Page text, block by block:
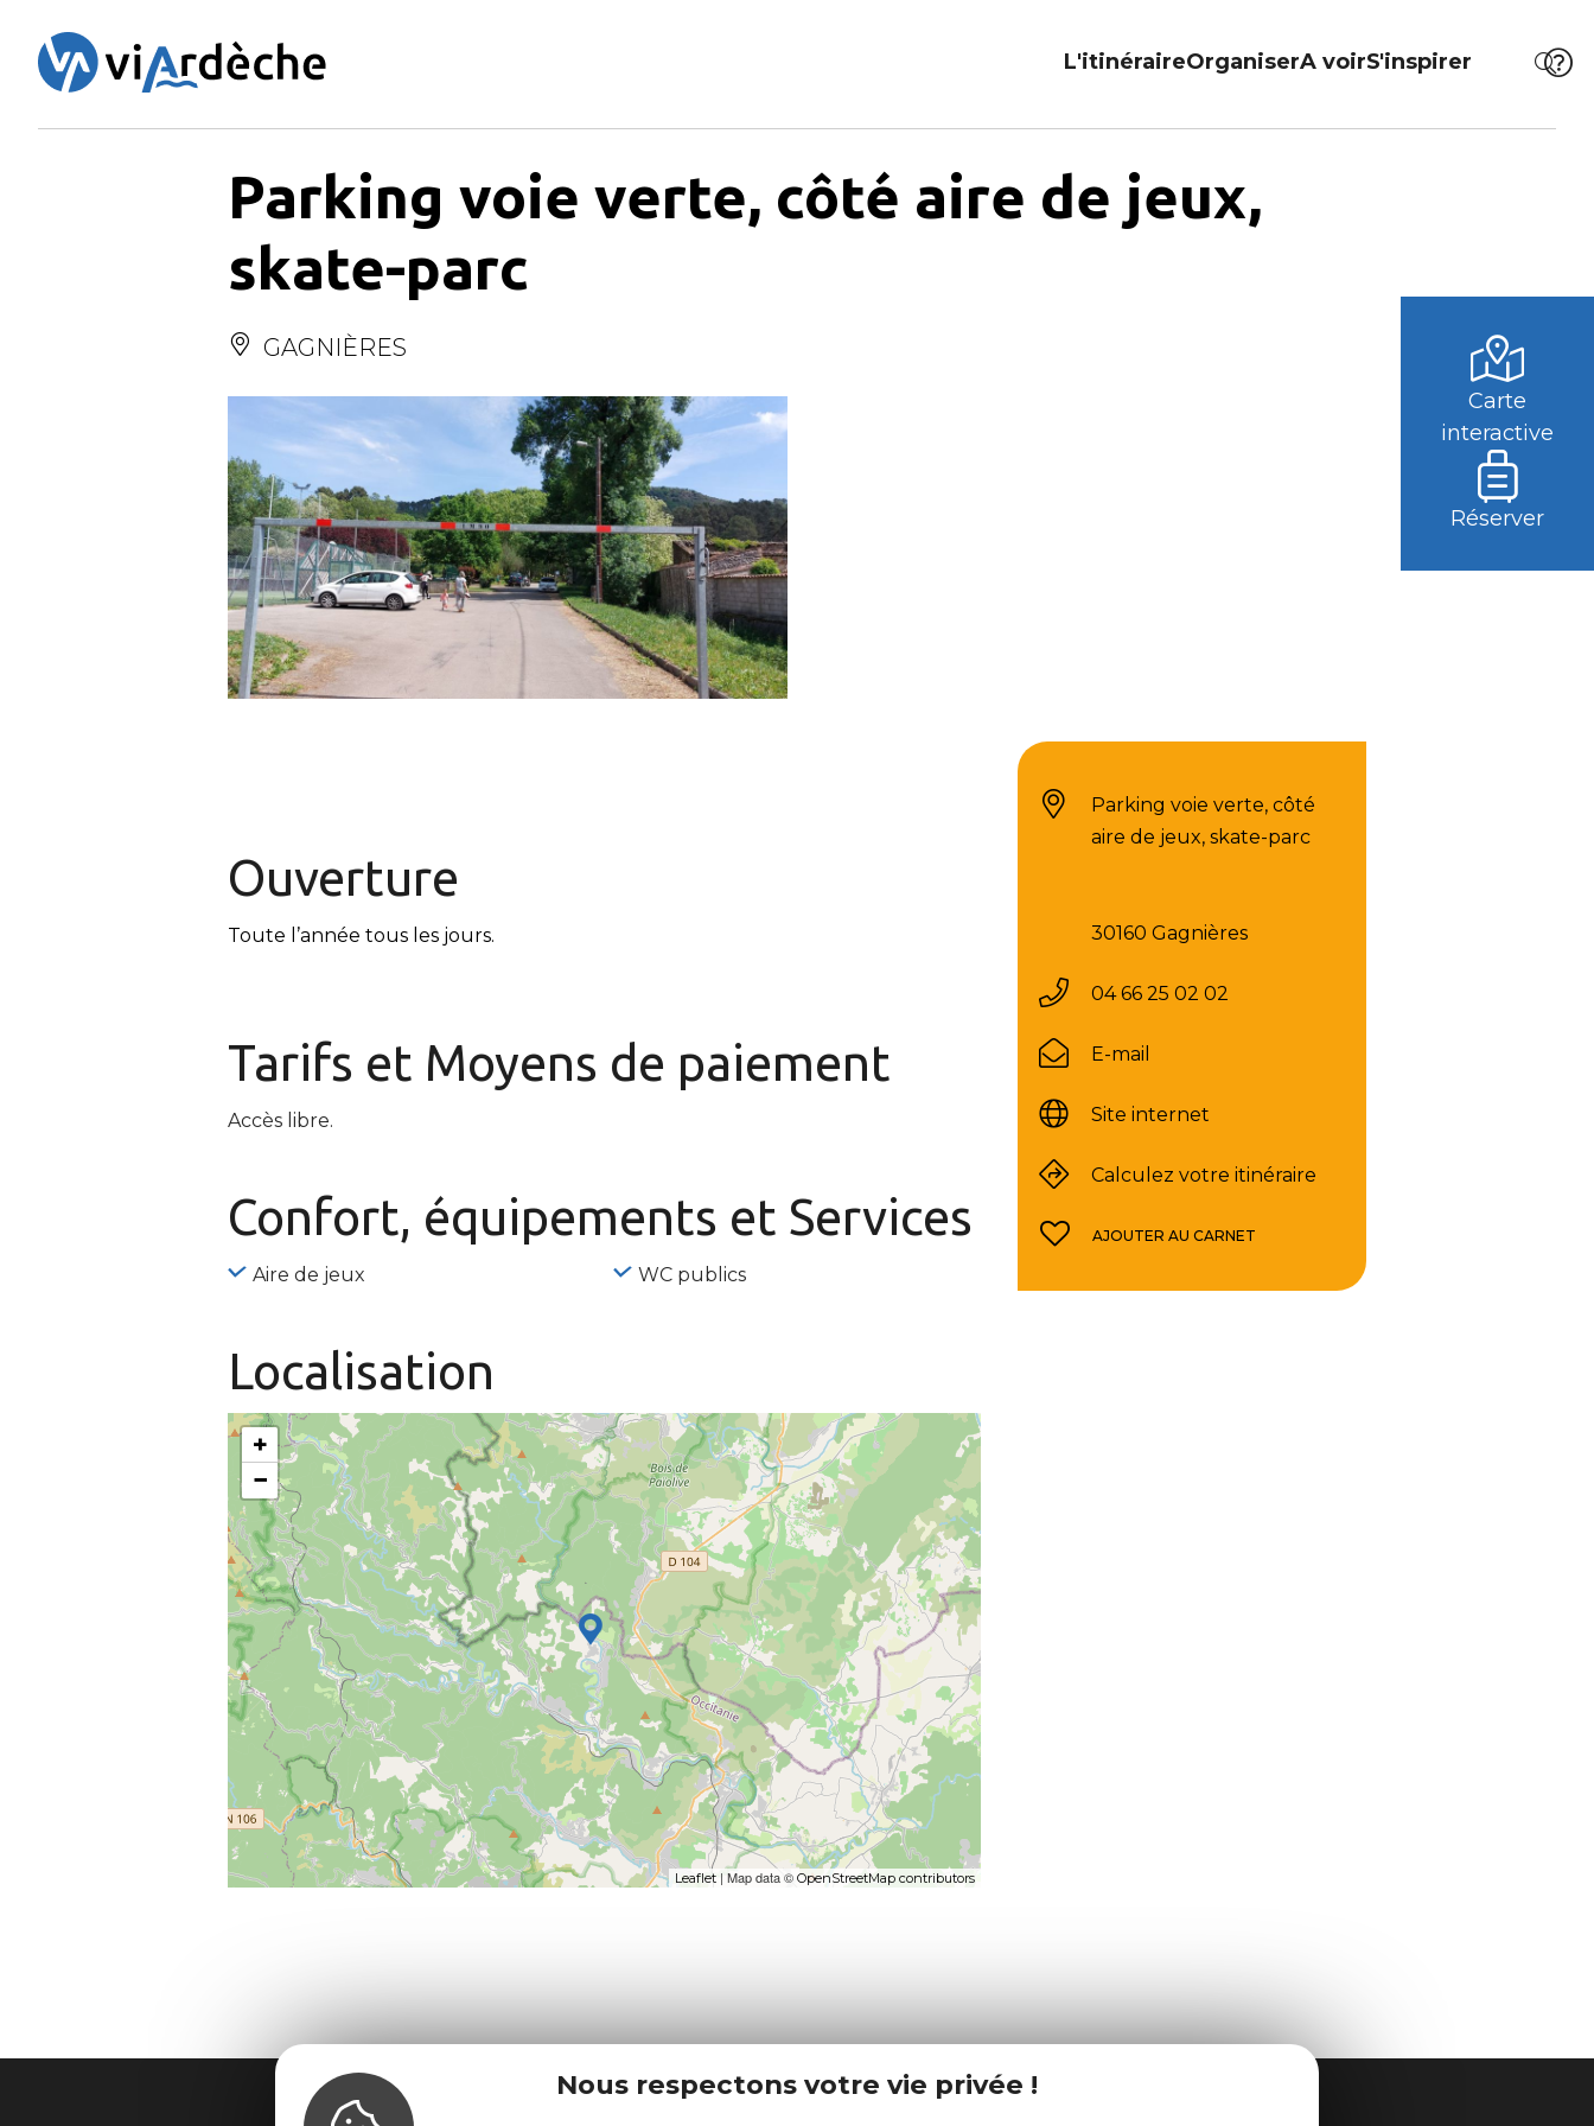
Nous respectons votre vie privée !
Carte
interactive
Réserver
L'itinéraireOrganiserA voirS'inspirer
Parking voie verte, côté aire de jeux,
skate-parc
GAGNIÈRES
Ouverture
Toute l’année tous les jours.
Tarifs et Moyens de paiement
Accès libre.
Confort, équipements et Services
Aire de jeux WC publics
Localisation
+
−
Leaflet| Map data © OpenStreetMap contributors
Parking voie verte, côté
aire de jeux, skate-parc
30160 Gagnières
04 66 25 02 02
E-mail
Site internet
Calculez votre itinéraire
AJOUTER AU CARNET